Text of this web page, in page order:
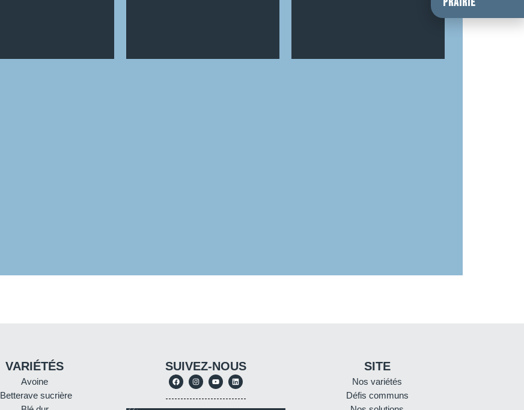
VARIÉTÉS
Avoine
Betterave sucrière
SUIVEZ-NOUS SITE
Nos variétés
Défis communs